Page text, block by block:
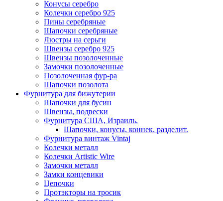
Конусы серебро
Колечки серебро 925
Пины серебряные
Шапочки серебряные
Люстры на серьги
Швензы серебро 925
Швензы позолоченные
Замочки позолоченные
Позолоченная фур-ра
Шапочки позолота
Фурнитура для бижутерии
Шапочки для бусин
Швензы, подвески
Фурнитура США, Израиль.
Шапочки, конусы, коннек. разделит.
Фурнитура винтаж Vintaj
Колечки металл
Колечки Artistic Wire
Замочки металл
Замки концевики
Цепочки
Протэкторы на тросик